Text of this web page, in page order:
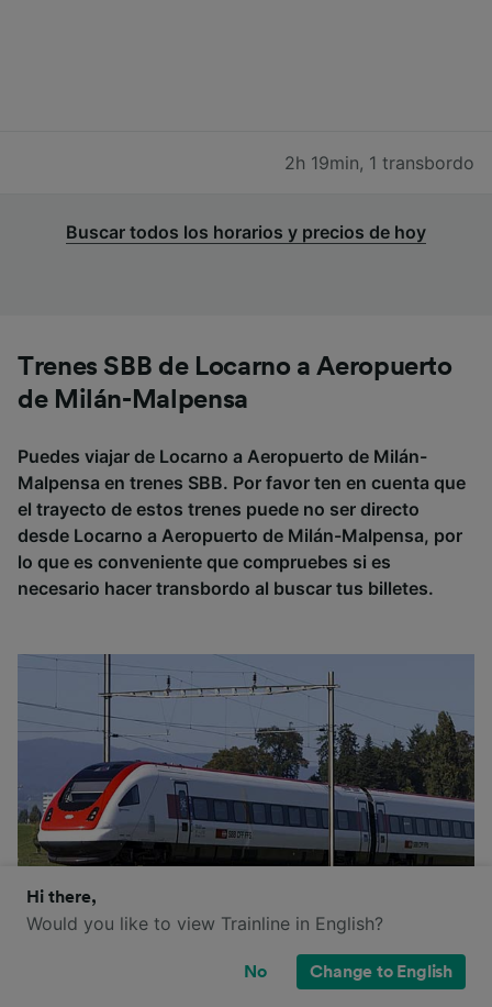
2h 19min, 1 transbordo
Buscar todos los horarios y precios de hoy
Trenes SBB de Locarno a Aeropuerto
de Milán-Malpensa
Puedes viajar de Locarno a Aeropuerto de Milán-
Malpensa en trenes SBB. Por favor ten en cuenta que
el trayecto de estos trenes puede no ser directo
desde Locarno a Aeropuerto de Milán-Malpensa, por
lo que es conveniente que compruebes si es
necesario hacer transbordo al buscar tus billetes.
Hi there,
Would you like to view Trainline in English?
No Change to English